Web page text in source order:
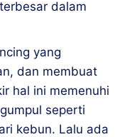
dalam
yang
dan membuat
hal ini memenuhi
seperti
kebun. Lalu ada